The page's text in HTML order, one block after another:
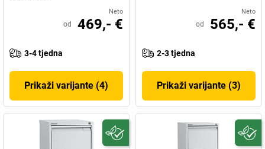
Neto
od 469,- €
3-4 tjedna
Prikaži varijante (4)
Neto
od 565,- €
2-3 tjedna
Prikaži varijante (3)